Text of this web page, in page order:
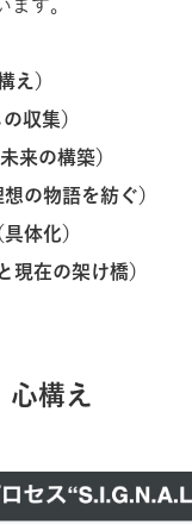
ます。
え）
収集）
来の構築）
の物語を紡ぐ）
体化）
現在の架け橋）
構え